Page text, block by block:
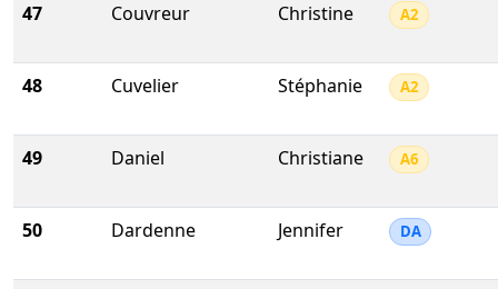
47 Couvreur Christine A2
48 Cuvelier Stéphanie A2
49 Daniel Christiane A6
50 Dardenne Jennifer DA